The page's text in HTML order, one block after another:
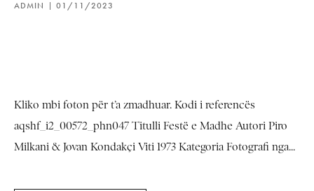
ADMIN 01/11/2023
Kliko mbi foton për t’a zmadhuar. Kodi i referencës
aqshf_i2_00572_phn047 Titulli Festë e Madhe Autori Piro
Milkani & Jovan Kondakçi Viti 1973 Kategoria Fotografi nga...